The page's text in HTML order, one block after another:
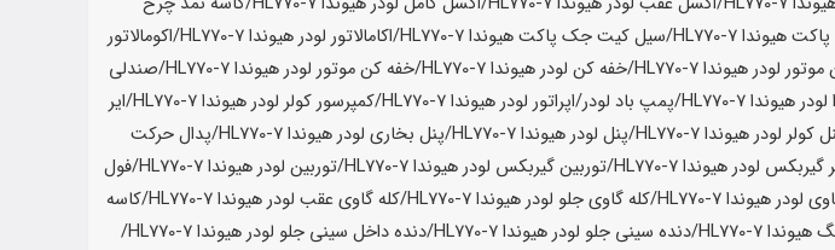
پاکتهیوندا HL770-7 /سیل کیت جک پاکتهیوندا HL770-7 /اکامالاتور لودرهیوندا HL770-7
/اکومالاتور
لودرهیوندا HL770-7 /خفه کن لودرهیوندا HL770-7 /خفه کن موتور لودرهیوندا HL770-7
/صندلی
هیوندا HL770-7 /پمپ باد لودر/اپراتور لودرهیوندا HL770-7 /کمپرسور کولر لودرهیوندا HL770-7
/ایر
کولر لودرهیوندا HL770-7 /پنل لودرهیوندا HL770-7 /پنل بخاری لودرهیوندا HL770-7
/پدال حرکت
گیربکس لودرهیوندا HL770-7 /توربین گیربکس لودرهیوندا HL770-7 /توربین لودرهیوندا HL770-7
/فول
لودرهیوندا HL770-7 /کله گاوی جلو لودرهیوندا HL770-7 /کله گاوی عقب لودرهیوندا HL770-7
/کاسه
هیوندا HL770-7 /دنده سینی جلو لودرهیوندا HL770-7 /دنده داخل سینی جلو لودرهیوندا HL770-7
/